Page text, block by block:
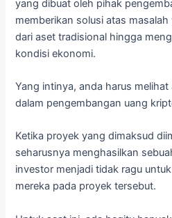
yang dibuat oleh pihak
memberikan solusi atas
dari aset tradisional hingga
kondisi ekonomi.
Yang intinya, anda harus
dalam pengembangan uang
Ketika proyek yang dimaksud
seharusnya menghasilkan
investor menjadi tidak ragu
mereka pada proyek tersebut.